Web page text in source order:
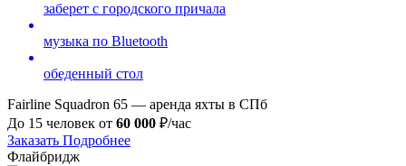
заберет с городского причала
музыка по Bluetooth
обеденный стол
Fairline Squadron 65 — аренда яхты в СПб
До 15 человек от 60 000 ₽/час
Заказать Подробнее
Флайбридж